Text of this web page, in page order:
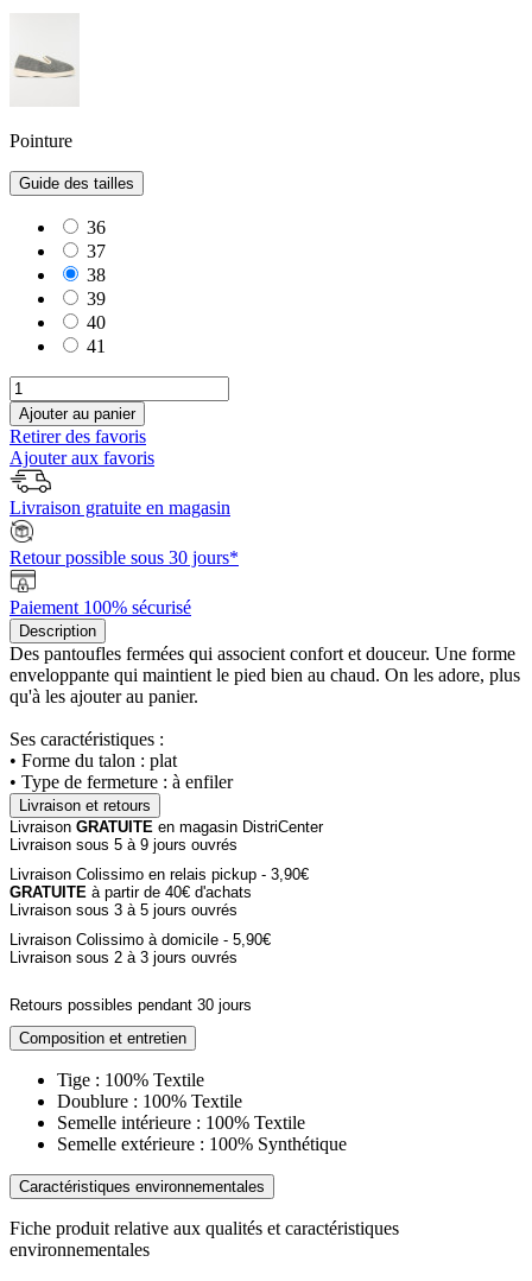
Pointure
Guide des tailles
36
37
38
39
40
41
Ajouter au panier
Retirer des favoris
Ajouter aux favoris
Livraison gratuite en magasin
Retour possible sous 30 jours*
Paiement 100% sécurisé
Description
Des pantoufles fermées qui associent confort et douceur. Une forme
enveloppante qui maintient le pied bien au chaud. On les adore, plus
qu'à les ajouter au panier.
Ses caractéristiques :
• Forme du talon : plat
• Type de fermeture : à enfiler
Livraison et retours
Livraison GRATUITE en magasin DistriCenter
Livraison sous 5 à 9 jours ouvrés
Livraison Colissimo en relais pickup - 3,90€
GRATUITE à partir de 40€ d'achats
Livraison sous 3 à 5 jours ouvrés
Livraison Colissimo à domicile - 5,90€
Livraison sous 2 à 3 jours ouvrés
Retours possibles pendant 30 jours
Composition et entretien
Tige : 100% Textile
Doublure : 100% Textile
Semelle intérieure : 100% Textile
Semelle extérieure : 100% Synthétique
Caractéristiques environnementales
Fiche produit relative aux qualités et caractéristiques
environnementales